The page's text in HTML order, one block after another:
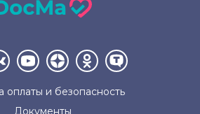
оплаты и безопасность
Документы